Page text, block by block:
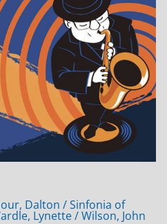
Dalton / Sinfonia of
Lynette / Wilson, John